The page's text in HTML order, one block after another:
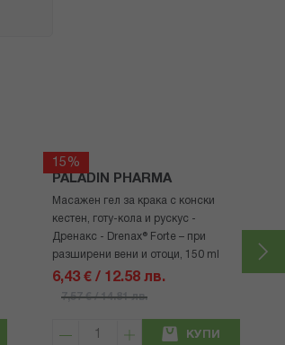
15%
PALADIN PHARMA
Масажен гел за крака с конски
кестен, готу-кола и рускус -
Дренакс - Drenax® Forte – при
разширени вени и отоци, 150 ml
6,43 € / 12.58 лв.
7,57 € / 14.81 лв.
КУПИ